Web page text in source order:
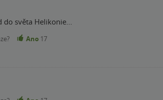
světa Helikonie...
Ano 17